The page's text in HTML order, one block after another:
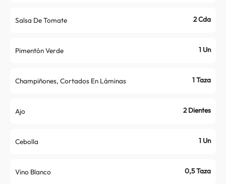
Salsa De Tomate 2 Cda
Pimentón Verde 1 Un
Champiñones, Cortados En Láminas 1 Taza
Ajo 2 Dientes
Cebolla 1 Un
Vino Blanco 0,5 Taza